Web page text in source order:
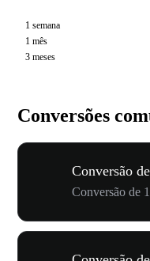
1 semana
1 mês
3 meses
Conversões
Conversão
Conversão de